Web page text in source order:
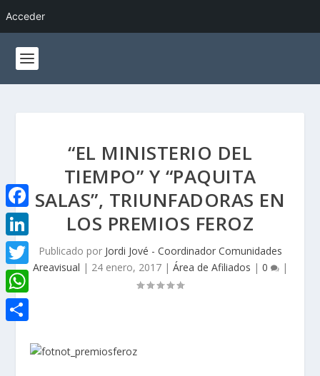
Acceder
“EL MINISTERIO DEL
TIEMPO” Y “PAQUITA
SALAS”, TRIUNFADORAS EN
LOS PREMIOS FEROZ
Publicado por Jordi Jové - Coordinador Comunidades
Areavisual | 24 enero, 2017| Área de Afiliados | 0 |
F
a
c
e
b
L
i
n
k
T
w
i
W